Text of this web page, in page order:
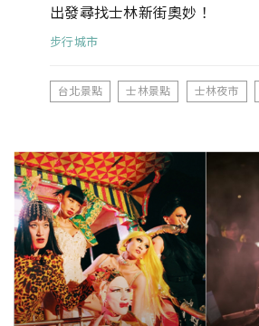
出發尋找士林新街奧妙！
步行城市
台北景點 士林景點 士林夜市